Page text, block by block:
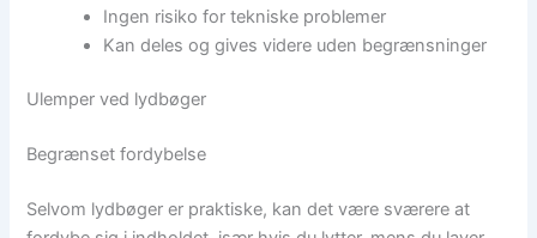
Ingen risiko for tekniske problemer
Kan deles og gives videre uden begrænsninger
Ulemper ved lydbøger
Begrænset fordybelse
Selvom lydbøger er praktiske, kan det være sværere at